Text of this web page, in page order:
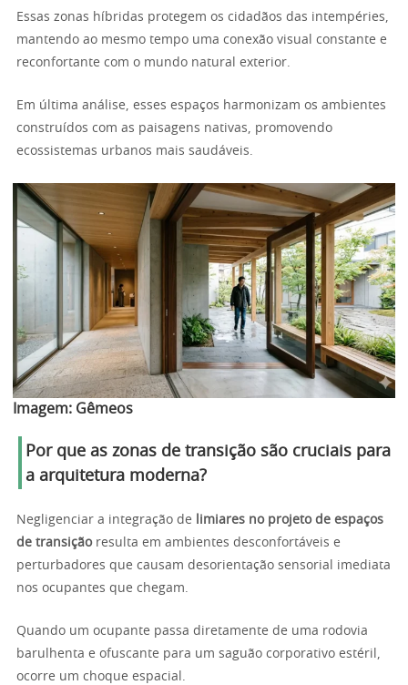
Essas zonas híbridas protegem os cidadãos das intempéries,
mantendo ao mesmo tempo uma conexão visual constante e
reconfortante com o mundo natural exterior.
Em última análise, esses espaços harmonizam os ambientes
construídos com as paisagens nativas, promovendo
ecossistemas urbanos mais saudáveis.
Imagem: Gêmeos
Por que as zonas de transição são cruciais para
a arquitetura moderna?
Negligenciar a integração de
limiares no projeto de espaços
de transiçãoresulta em ambientes desconfortáveis e
perturbadores que causam desorientação sensorial imediata
nos ocupantes que chegam.
Quando um ocupante passa diretamente de uma rodovia
barulhenta e ofuscante para um saguão corporativo estéril,
ocorre um choque espacial.